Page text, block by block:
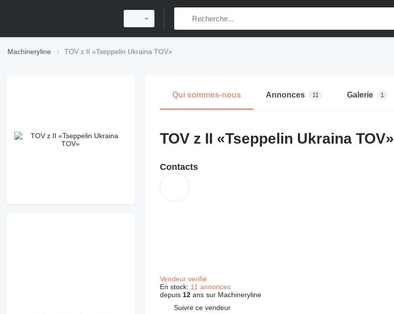
Machineryline TOV z II «Tseppelin Ukraina TOV»
Qui sommes-nous Annonces 11 Galerie 1
TOV z II «Tseppelin Ukraina TOV»
Contacts
Vendeur vérifié
En stock: 11 annonces
depuis 12ans sur Machineryline
Suivre ce vendeur